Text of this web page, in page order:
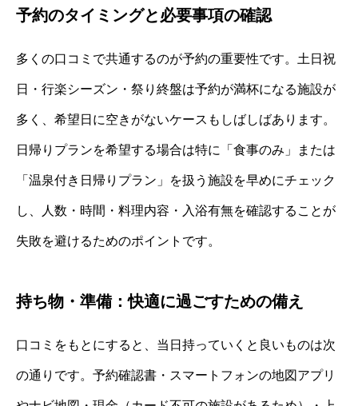
予約のタイミングと必要事項の確認
多くの口コミで共通するのが予約の重要性です。土日祝
日・行楽シーズン・祭り終盤は予約が満杯になる施設が
多く、希望日に空きがないケースもしばしばあります。
日帰りプランを希望する場合は特に「食事のみ」または
「温泉付き日帰りプラン」を扱う施設を早めにチェック
し、人数・時間・料理内容・入浴有無を確認することが
失敗を避けるためのポイントです。
持ち物・準備：快適に過ごすための備え
口コミをもとにすると、当日持っていくと良いものは次
の通りです。予約確認書・スマートフォンの地図アプリ